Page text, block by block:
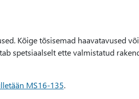
Kõige tõsisemad haavatavused
spetsiaalselt ette valmistatud
MS16-135.